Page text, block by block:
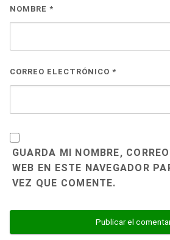
NOMBRE *
CORREO ELECTRÓNICO *
GUARDA MI NOMBRE,
WEB EN ESTE NAVEGADOR
VEZ QUE COMENTE.